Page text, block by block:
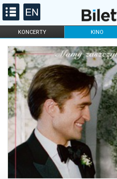
KONCERTY KINO
FILHARMONIA OPERA I BALET
DLA DZIECI
ONLINE